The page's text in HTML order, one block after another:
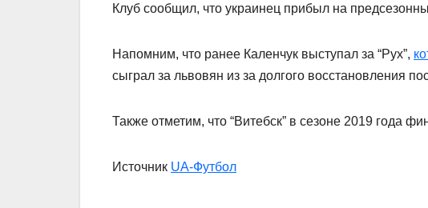
Клуб сообщил, что украинец прибыл на
Напомним, что ранее Каленчук выступал за “Рух”,
сыграл за львовян из за долгого восстановления
Также отметим, что “Витебск” в сезоне 2019 года
Источник UA-Футбол